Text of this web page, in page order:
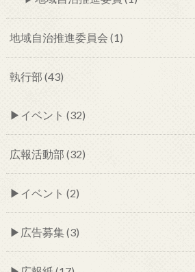
地域自治推進委員会 (1)
執行部 (43)
イベント (32)
広報活動部 (32)
イベント (2)
広告募集 (3)